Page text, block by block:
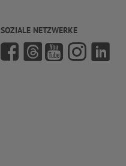
SOZIALE NETZWERKE